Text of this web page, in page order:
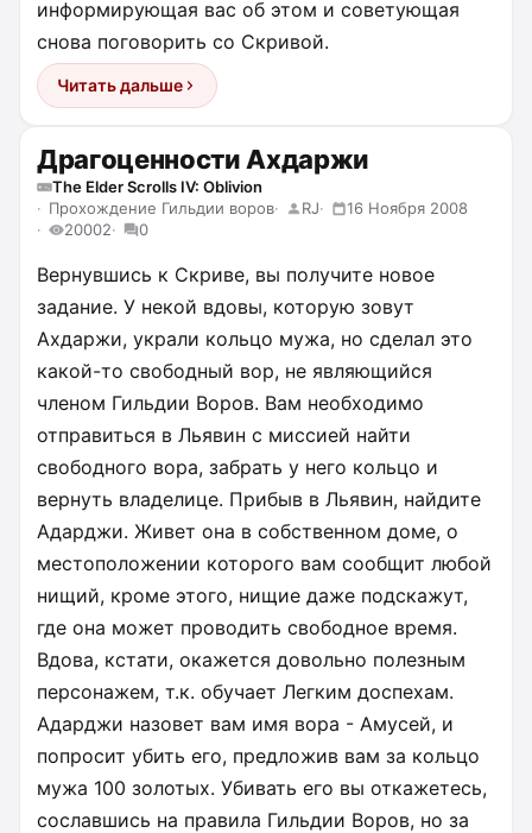
информирующая вас об этом и советующая
снова поговорить со Скривой.
Читать дальше
Драгоценности Ахдаржи
The Elder Scrolls IV: Oblivion
Прохождение Гильдии воров
RJ
16 Ноября 2008
20002
0
Вернувшись к Скриве, вы получите новое
задание. У некой вдовы, которую зовут
Ахдаржи, украли кольцо мужа, но сделал это
какой-то свободный вор, не являющийся
членом Гильдии Воров. Вам необходимо
отправиться в Льявин с миссией найти
свободного вора, забрать у него кольцо и
вернуть владелице. Прибыв в Льявин, найдите
Адарджи. Живет она в собственном доме, о
местоположении которого вам сообщит любой
нищий, кроме этого, нищие даже подскажут,
где она может проводить свободное время.
Вдова, кстати, окажется довольно полезным
персонажем, т.к. обучает Легким доспехам.
Адарджи назовет вам имя вора - Амусей, и
попросит убить его, предложив вам за кольцо
мужа 100 золотых. Убивать его вы откажетесь,
сославшись на правила Гильдии Воров, но за